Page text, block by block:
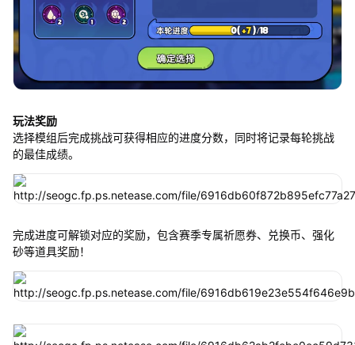
玩法奖励
选择模组后完成挑战可获得相应的进度分数，同时将记录每轮挑战
的最佳成绩。
完成进度可解锁对应的奖励，包含赛季专属祈愿券、兑换币、强化
砂等道具奖励！